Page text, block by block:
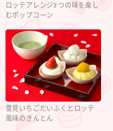
ロッテアレンジ3つの味を楽し
むポップコーン
雪見いちごだいふくとロッテ
風味のきんとん